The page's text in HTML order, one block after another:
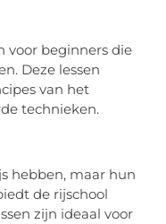
voor beginners die
Deze lessen
van het
technieken.
hebben, maar hun
de rijschool
zijn ideaal voor